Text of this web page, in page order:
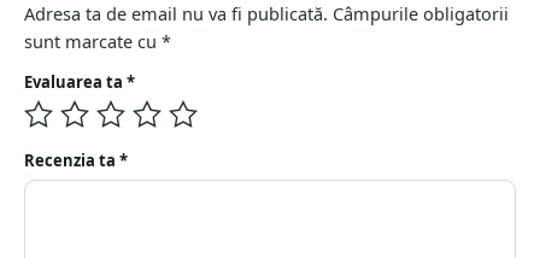
Adresa ta de email nu va fi publicată. Câmpurile obligatorii
sunt marcate cu *
Evaluarea ta *
Recenzia ta *